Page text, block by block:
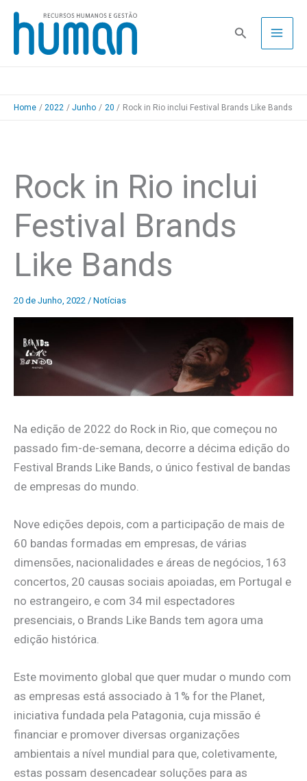
Skip
content
Pesquisa
Home 2022 Junho 20 Rock in Rio inclui Festival Brands Like Bands
Rock in Rio inclui
Festival Brands
Like Bands
20 de Junho, 2022 / Notícias
Na edição de 2022 do Rock in Rio, que começou no
passado fim-de-semana, decorre a décima edição do
Festival Brands Like Bands, o único festival de bandas
de empresas do mundo.
Nove edições depois, com a participação de mais de
60 bandas formadas em empresas, de várias
dimensões, nacionalidades e áreas de negócios, 163
concertos, 20 causas sociais apoiadas, em Portugal e
no estrangeiro, e com 34 mil espectadores
presenciais, o Brands Like Bands tem agora uma
edição histórica.
Este movimento global que quer mudar o mundo com
as empresas está associado à 1% for the Planet,
iniciativa fundada pela Patagonia, cuja missão é
financiar e promover diversas organizações
ambientais a nível mundial para que, coletivamente,
estas possam desencadear soluções para as